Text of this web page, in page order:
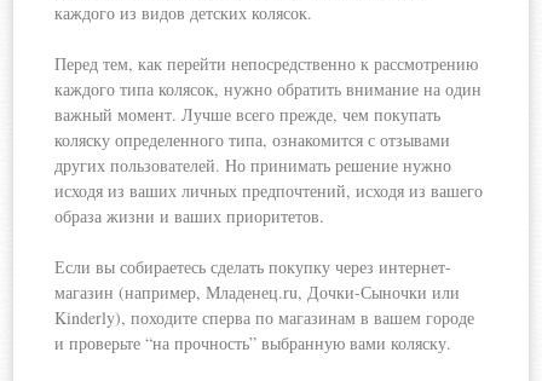
каждого из видов детских колясок.
Перед тем, как перейти непосредственно к рассмотрению
каждого типа колясок, нужно обратить внимание на один
важный момент. Лучше всего прежде, чем покупать
коляску определенного типа, ознакомится с отзывами
других пользователей. Но принимать решение нужно
исходя из ваших личных предпочтений, исходя из вашего
образа жизни и ваших приоритетов.
Если вы собираетесь сделать покупку через интернет-
магазин (например, Младенец.ru, Дочки-Сыночки или
Kinderly), походите сперва по магазинам в вашем городе
и проверьте “на прочность” выбранную вами коляску.